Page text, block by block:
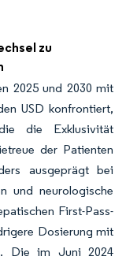
zu
2025 und 2030 mit
USD konfrontiert,
die Exklusivität
der Patienten
ausgeprägt bei
und neurologische
First-Pass-
Dosierung mit
Die im Juni 2024